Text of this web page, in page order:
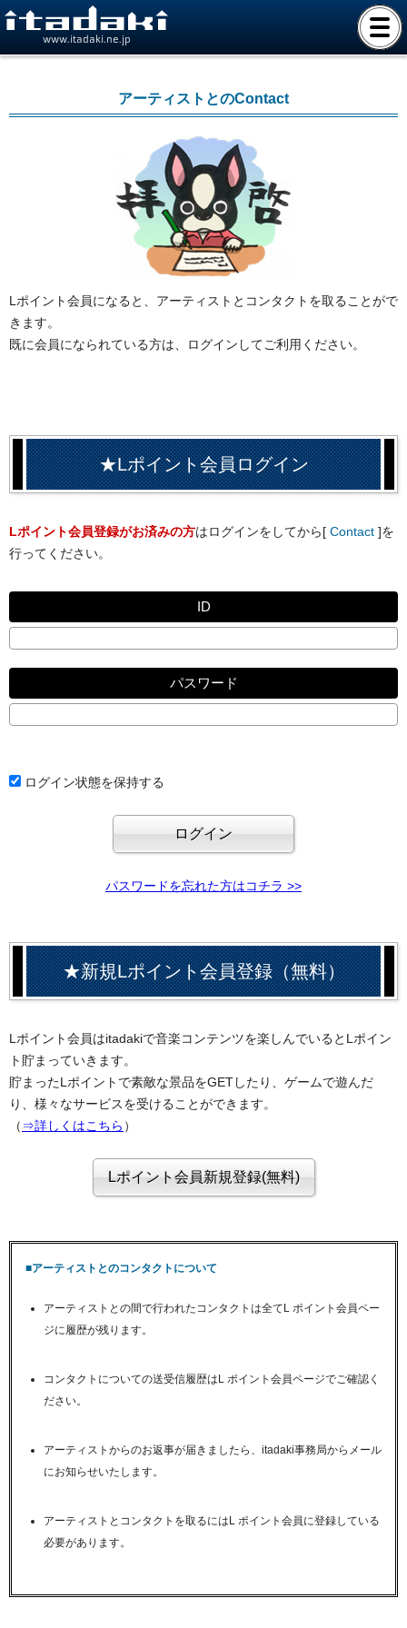
www.itadaki.ne.jp
アーティストとのContact
Lポイント会員になると、アーティストとコンタクトを取ることがで
きます。
既に会員になられている方は、ログインしてご利用ください。
★Lポイント会員ログイン
Lポイント会員登録がお済みの方はログインをしてから[ Contact ]を
行ってください。
ID
パスワード
ログイン状態を保持する
パスワードを忘れた方はコチラ >>
★新規Lポイント会員登録（無料）
Lポイント会員はitadakiで音楽コンテンツを楽しんでいるとLポイン
ト貯まっていきます。
貯まったLポイントで素敵な景品をGETしたり、ゲームで遊んだ
り、様々なサービスを受けることができます。
（ ⇒詳しくはこちら ）
■アーティストとのコンタクトについて
アーティストとの間で行われたコンタクトは全てL ポイント会員ペー
ジに履歴が残ります。
コンタクトについての送受信履歴はL ポイント会員ページでご確認く
ださい。
アーティストからのお返事が届きましたら、itadaki事務局からメール
にお知らせいたします。
アーティストとコンタクトを取るにはL ポイント会員に登録している
必要があります。